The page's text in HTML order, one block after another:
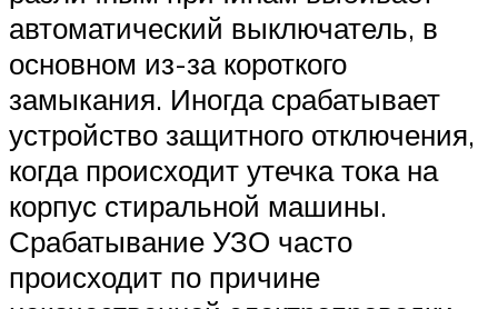
автоматический выключатель, в
основном из-за короткого
замыкания. Иногда срабатывает
устройство защитного отключения,
когда происходит утечка тока на
корпус стиральной машины.
Срабатывание УЗО часто
происходит по причине